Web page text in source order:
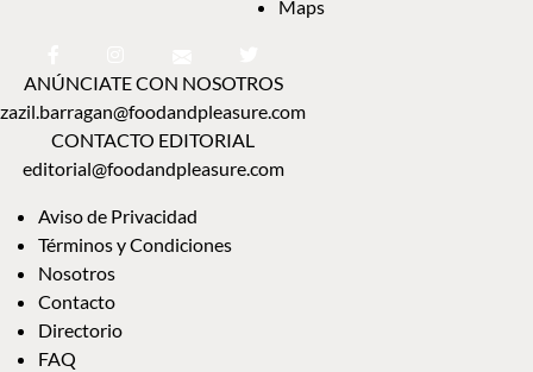
Maps
ANÚNCIATE CON NOSOTROS
zazil.barragan@foodandpleasure.com
CONTACTO EDITORIAL
editorial@foodandpleasure.com
Aviso de Privacidad
Términos y Condiciones
Nosotros
Contacto
Directorio
FAQ